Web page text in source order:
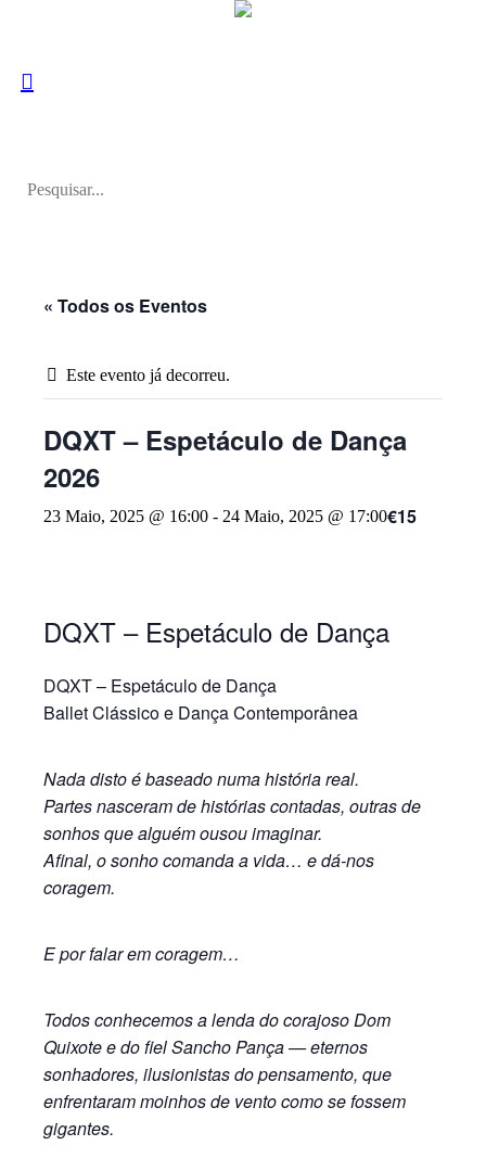
« Todos os Eventos
Este evento já decorreu.
DQXT – Espetáculo de Dança
2026
23 Maio, 2025 @ 16:00 - 24 Maio, 2025 @ 17:00€15
DQXT – Espetáculo de Dança
DQXT – Espetáculo de Dança
Ballet Clássico e Dança Contemporânea
Nada disto é baseado numa história real.
Partes nasceram de histórias contadas, outras de
sonhos que alguém ousou imaginar.
Afinal, o sonho comanda a vida… e dá-nos
coragem.
E por falar em coragem…
Todos conhecemos a lenda do corajoso Dom
Quixote e do fiel Sancho Pança — eternos
sonhadores, ilusionistas do pensamento, que
enfrentaram moinhos de vento como se fossem
gigantes.